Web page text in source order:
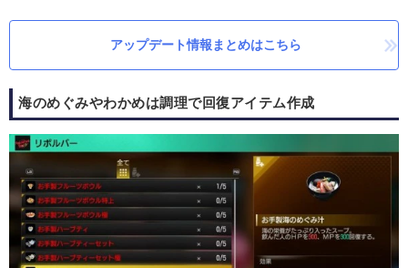
アップデート情報まとめはこちら
海のめぐみやわかめは調理で回復アイテム作成